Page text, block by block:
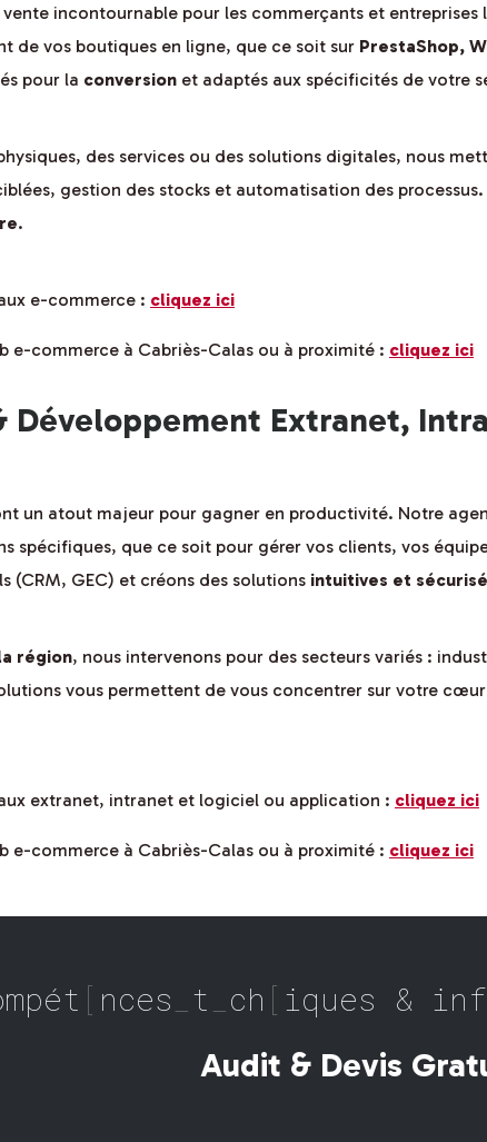
incontournable pour les commerçants et
de vos boutiques en ligne, que ce soit sur PrestaShop,
pour la conversion et adaptés aux spécificités de votre
des services ou des solutions digitales, nous
gestion des stocks et automatisation des processus.
.
e-commerce : cliquez ici
e-commerce à Cabriès-Calas ou à proximité : cliquez ici
Développement Extranet,
un atout majeur pour gagner en productivité. Notre
spécifiques, que ce soit pour gérer vos clients, vos
(CRM, GEC) et créons des solutions intuitives et
région, nous intervenons pour des secteurs variés :
vous permettent de vous concentrer sur votre
extranet, intranet et logiciel ou application : cliquez ici
e-commerce à Cabriès-Calas ou à proximité : cliquez ici
techniques &
Audit & Devis